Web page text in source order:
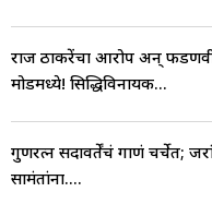
राज ठाकरेंचा आरोप अन्
मोडमध्ये! सिद्धिविनायक...
गुणरत्न सदावर्तेंचं गाणं चर्चेत;
सामंतांना....